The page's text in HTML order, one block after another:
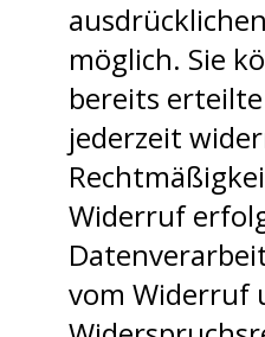
möglich. Sie
bereits
jederzeit
Widerruf
vom Widerruf